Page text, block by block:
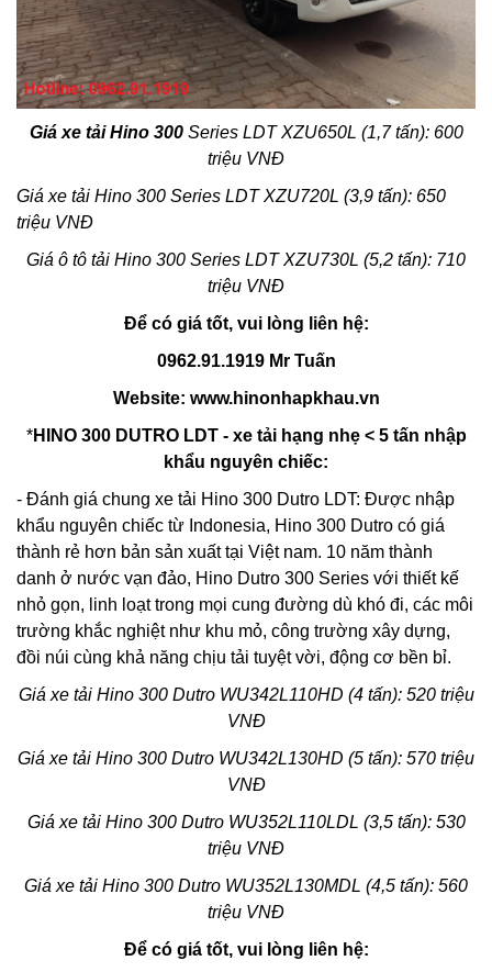
Giá xe tải Hino 300Series LDT XZU650L (1,7 tấn): 600
triệu VNĐ
Giá xe tải Hino 300 Series LDT XZU720L (3,9 tấn): 650
triệu VNĐ
Giá ô tô tải Hino 300 Series LDT XZU730L (5,2 tấn): 710
triệu VNĐ
Để có giá tốt, vui lòng liên hệ:
0962.91.1919 Mr Tuấn
Website: www.hinonhapkhau.vn
*HINO 300 DUTRO LDT - xe tải hạng nhẹ < 5 tấn nhập
khẩu nguyên chiếc:
- Đánh giá chung xe tải Hino 300 Dutro LDT: Được nhập
khẩu nguyên chiếc từ Indonesia, Hino 300 Dutro có giá
thành rẻ hơn bản sản xuất tại Việt nam. 10 năm thành
danh ở nước vạn đảo, Hino Dutro 300 Series với thiết kế
nhỏ gọn, linh loạt trong mọi cung đường dù khó đi, các môi
trường khắc nghiệt như khu mỏ, công trường xây dựng,
đồi núi cùng khả năng chịu tải tuyệt vời, động cơ bền bỉ.
Giá xe tải Hino300 Dutro WU342L110HD (4 tấn): 520 triệu
VNĐ
Giá xe tải Hino 300 Dutro WU342L130HD (5 tấn): 570 triệu
VNĐ
Giá xe tải Hino 300 Dutro WU352L110LDL (3,5 tấn): 530
triệu VNĐ
Giá xe tải Hino 300 Dutro WU352L130MDL (4,5 tấn): 560
triệu VNĐ
Để có giá tốt, vui lòng liên hệ: